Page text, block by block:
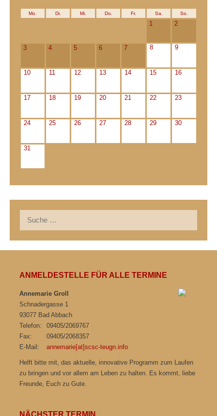
Mo. Di. Mi. Do. Fr. Sa. So.
1 2
3 4 5 6 7 8 9
10 11 12 13 14 15 16
17 18 19 20 21 22 23
24 25 26 27 28 29 30
31
nach:
ANMELDESTELLE FÜR ALLE TERMINE
Annemarie Groll
Schnadergasse 1
93077 Bad Abbach
Telefon:
09405/2069767
Fax:
09405/2068357
E-Mail:
annemarie[at]scsc-teugn.info
Helft bitte mit, das aktuelle, innovative Programm zum Laufen
zu bringen und vor allem am Leben zu halten. Es kommt, liebe
Freunde, Euch zu Gute.
NÄCHSTER TERMIN